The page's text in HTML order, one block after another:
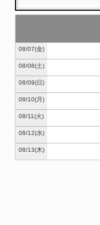
08/07(金)
08/08(土)
08/09(日)
08/10(月)
08/11(火)
08/12(水)
08/13(木)